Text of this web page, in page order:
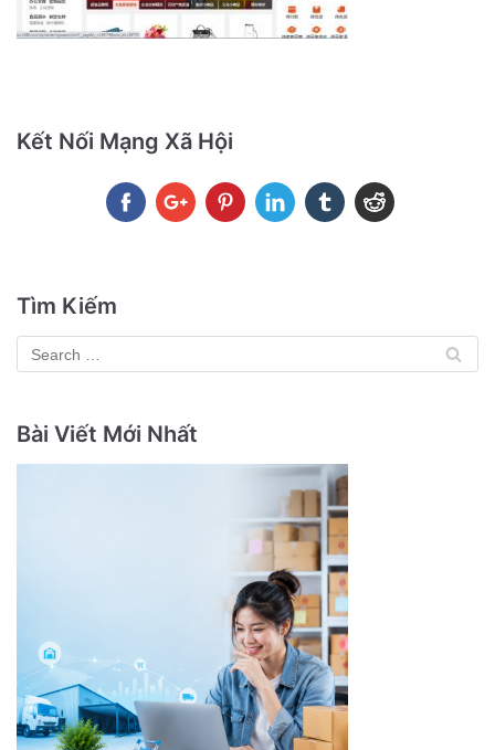
Kết Nối Mạng Xã Hội
Tìm Kiếm
Bài Viết Mới Nhất